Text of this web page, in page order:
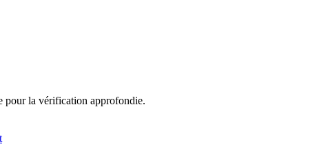
pour la vérification approfondie.